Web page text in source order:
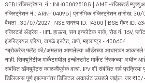
SEBI रजिस्ट्रेशन. नं.: INH000025188 | AMFI-रजिस्टर्ड
रजिस्ट्रेशन नं.: ARN-104096 | प्रारंभिक रजिस्ट्रेशन तारीख: 30/
वैधता : 30/07/2027 | NSE सदस्य ID: 14300 | BSE मेंबर ID:
रजिस्टर्ड ॲड्रेस - IIFL हाऊस, सन इन्फोटेक पार्क, रोड नं. 16V,
इंडस्ट्रियल एरिया, वागळे इस्टेट, ठाणे, महाराष्ट्र - 400604
*ब्रोकरेज फ्लॅट फी/अंमलात आणलेल्या ऑर्डरच्या आधारावर आकारले
नाही. सिक्युरिटीज मार्केटमधील इन्व्हेस्टमेंट मार्केट रिस्कच्या अधीन
संबंधित डॉक्युमेंट्स काळजीपूर्वक वाचा. IPV शी संबंधित सर्व
डिलिजन्स पूर्ण झाल्यानंतर डिजिटल अकाउंट उघडले जाईल. जर ₹10/-